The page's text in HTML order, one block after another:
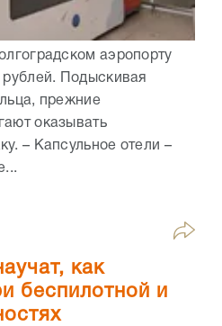
аэропорту
Подыскивая
прежние
оказывать
– Капсульное отели –
как
беспилотной и